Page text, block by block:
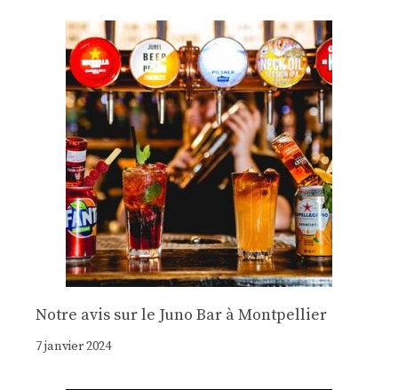
Notre avis sur le Juno Bar à Montpellier
7 janvier 2024